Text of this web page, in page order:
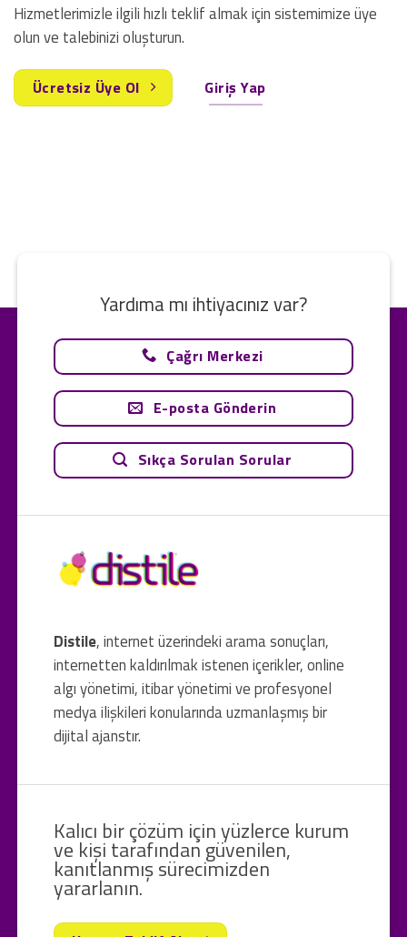
Hizmetlerimizle ilgili hızlı teklif almak için sistemimize üye
olun ve talebinizi oluşturun.
Ücretsiz Üye Ol Giriş Yap
Distile, internet üzerindeki arama sonuçları,
internetten kaldırılmak istenen içerikler, online
algı yönetimi, itibar yönetimi ve profesyonel
medya ilişkileri konularında uzmanlaşmış bir
dijital ajanstır.
Yardıma mı ihtiyacınız var?
Çağrı Merkezi
E-posta Gönderin
Sıkça Sorulan Sorular
Kalıcı bir çözüm için yüzlerce kurum
ve kişi tarafından güvenilen,
kanıtlanmış sürecimizden
yararlanın.